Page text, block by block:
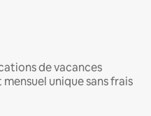
de vacances
unique sans frais